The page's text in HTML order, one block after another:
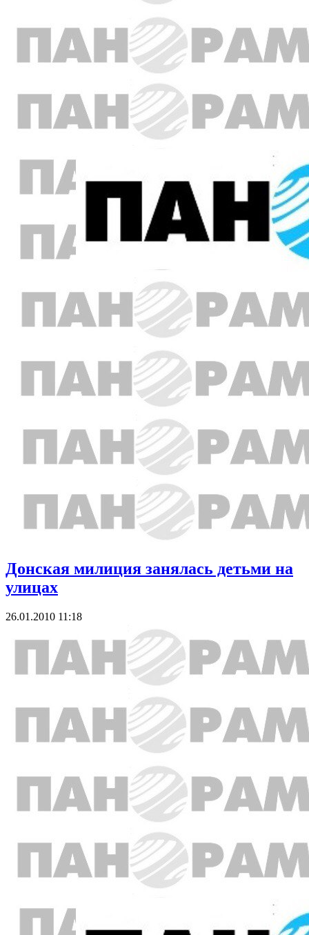
Донская милиция занялась детьми на
улицах
26.01.2010 11:18